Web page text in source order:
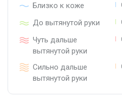
Близко к коже
До вытянутой руки
Чуть дальше
вытянутой руки
Сильно дальше
вытянутой руки